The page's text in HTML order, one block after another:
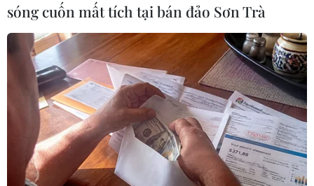
Mỹ thu hẹp kế hoạch cắt
giảm nhân sự liên bang
Đây là dấu hiệu mới nhất cho
thấy chính quyền Tổng thống Mỹ
Trump đang điều chỉnh lại các kế
hoạch cắt giảm nhân sự liên
bang, sau khi thực hiện mạnh mẽ
các đợt cắt giảm vào đầu năm
nay.
sóng cuốn mất tích tại bán đảo Sơn Trà